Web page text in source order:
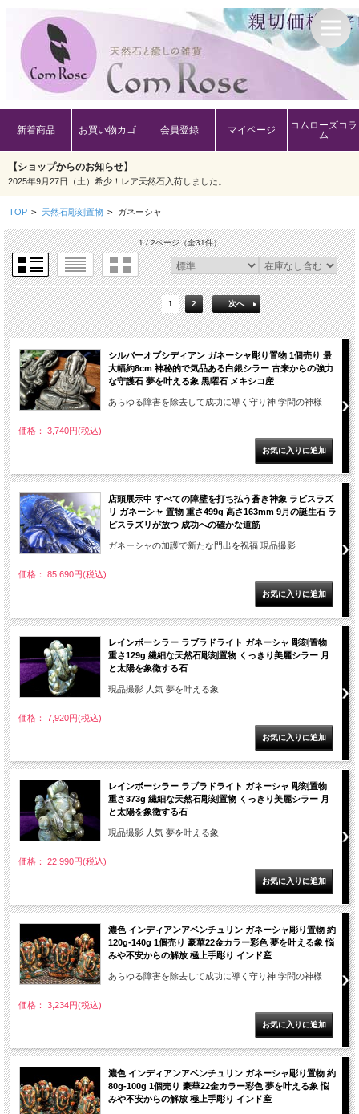
新着商品 お買い物カゴ 会員登録 マイページ
コムローズコラ
ム
【ショップからのお知らせ】
2025年9月27日（土）希少！レア天然石入荷しました。
TOP > 天然石彫刻置物 > ガネーシャ
1 / 2ページ（全31件）
1 2 次へ
シルバーオブシディアン ガネーシャ彫り置物 1個売り 最
大幅約8cm 神秘的で気品ある白銀シラー 古来からの強力
な守護石 夢を叶える象 黒曜石 メキシコ産
あらゆる障害を除去して成功に導く守り神 学問の神様
価格： 3,740円(税込)
店頭展示中 すべての障壁を打ち払う蒼き神象 ラピスラズ
リ ガネーシャ 置物 重さ499g 高さ163mm 9月の誕生石 ラ
ピスラズリが放つ 成功への確かな道筋
ガネーシャの加護で新たな門出を祝福 現品撮影
価格： 85,690円(税込)
レインボーシラー ラブラドライト ガネーシャ 彫刻置物
重さ129g 繊細な天然石彫刻置物 くっきり美麗シラー 月
と太陽を象徴する石
現品撮影 人気 夢を叶える象
価格： 7,920円(税込)
レインボーシラー ラブラドライト ガネーシャ 彫刻置物
重さ373g 繊細な天然石彫刻置物 くっきり美麗シラー 月
と太陽を象徴する石
現品撮影 人気 夢を叶える象
価格： 22,990円(税込)
濃色 インディアンアベンチュリン ガネーシャ彫り置物 約
120g-140g 1個売り 豪華22金カラー彩色 夢を叶える象 悩
みや不安からの解放 極上手彫り インド産
あらゆる障害を除去して成功に導く守り神 学問の神様
価格： 3,234円(税込)
濃色 インディアンアベンチュリン ガネーシャ彫り置物 約
80g-100g 1個売り 豪華22金カラー彩色 夢を叶える象 悩
みや不安からの解放 極上手彫り インド産